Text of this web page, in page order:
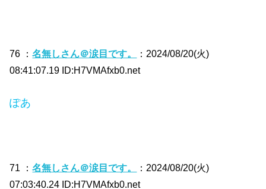
76 ：名無しさん＠涙目です。
：2024/08/20(火)
08:41:07.19 ID:H7VMAfxb0.net
ぽあ
71 ：名無しさん＠涙目です。
：2024/08/20(火)
07:03:40.24 ID:H7VMAfxb0.net